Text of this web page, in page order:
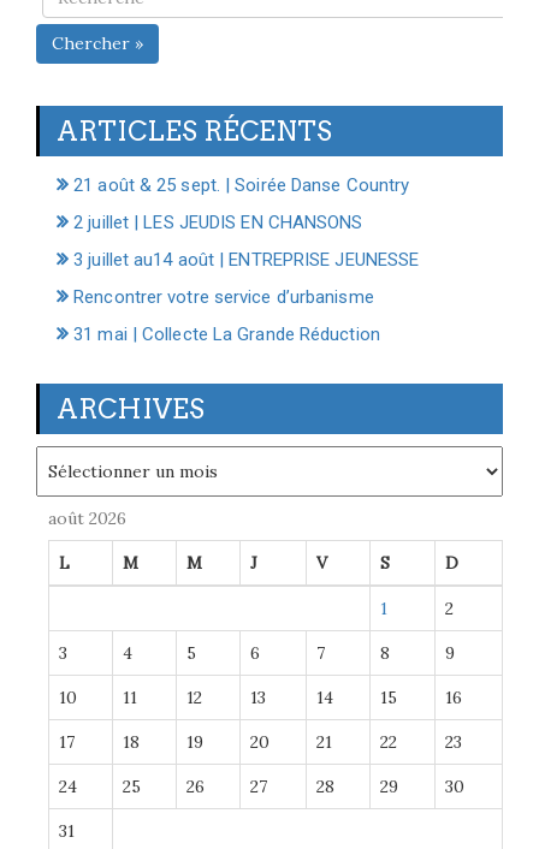
Chercher »
ARTICLES RÉCENTS
21 août & 25 sept. | Soirée Danse Country
2 juillet | LES JEUDIS EN CHANSONS
3 juillet au14 août | ENTREPRISE JEUNESSE
Rencontrer votre service d’urbanisme
31 mai | Collecte La Grande Réduction
ARCHIVES
août 2026
L M M J V S D
1 2
3 4 5 6 7 8 9
10 11 12 13 14 15 16
17 18 19 20 21 22 23
24 25 26 27 28 29 30
31